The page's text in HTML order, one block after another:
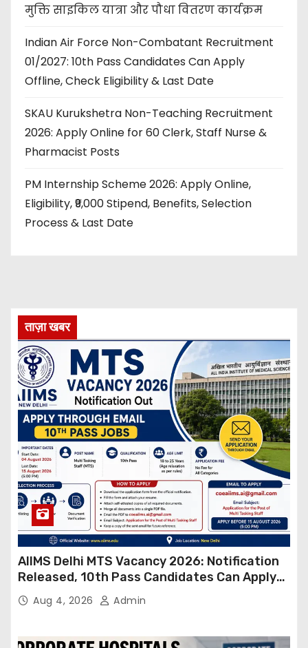
मुक्ति साइकिल यात्रा और पौधा वितरण कार्यक्रम
Indian Air Force Non-Combatant Recruitment
01/2027: 10th Pass Candidates Can Apply
Offline, Check Eligibility & Last Date
SKAU Kurukshetra Non-Teaching Recruitment
2026: Apply Online for 60 Clerk, Staff Nurse &
Pharmacist Posts
PM Internship Scheme 2026: Apply Online,
Eligibility, ₹9,000 Stipend, Benefits, Selection
Process & Last Date
ताज़ा खबर
AIIMS Delhi MTS Vacancy 2026: Notification
Released, 10th Pass Candidates Can Apply
Through Email
Aug 4, 2026 Admin